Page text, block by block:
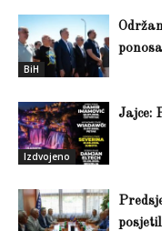
BiH
Izdvojeno
Jajce: